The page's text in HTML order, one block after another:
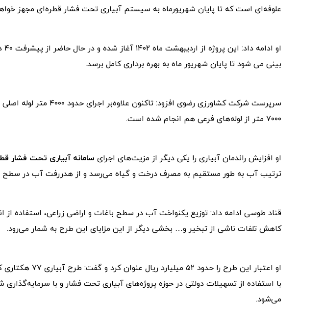
علوفه‌ای است که تا پایان شهریورماه به سیستم آبیاری تحت فشار قطره‌ای مجهز
بینی می شود تا پایان شهریور ماه به بهره برداری کامل برسد.
سرپرست شرکت کشاورزی رضوی افزود:
۷۰۰۰ متر از لوله‌های فرعی هم انجام شده است.
او افزایش راندمان آبیاری را یکی دیگر از مزیت‌های اجرای سامانه آبیاری تحت فشار
ترتیب آب به طور مستقیم به مصرف درخت و گیاه می‌رسد و از هدررفت آب در سطح
قناد طوسی ادامه داد: توزیع یکنواخت آب در سطح باغات و اراضی زراعی، استفاده از
کاهش تلفات ناشی از تبخیر و… بخشی دیگر از این مزایای این طرح به شمار می‌رود.
او اعتبار این طرح را
با استفاده از تسهیلات دولتی در حوزه پروژه‌های آبیاری تحت فشار و با
می‌شود.